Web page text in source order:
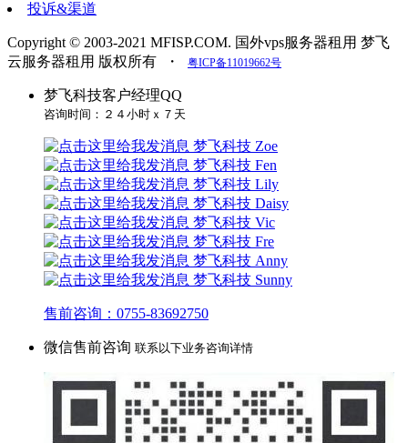
投诉&渠道
Copyright © 2003-2021 MFISP.COM. 国外vps服务器租用 梦飞
云服务器租用 版权所有
・ 粤ICP备11019662号
梦飞科技客户经理QQ
咨询时间：２４小时ｘ７天
梦飞科技 Zoe
梦飞科技 Fen
梦飞科技 Lily
梦飞科技 Daisy
梦飞科技 Vic
梦飞科技 Fre
梦飞科技 Anny
梦飞科技 Sunny
售前咨询：0755-83692750
微信售前咨询 联系以下业务咨询详情